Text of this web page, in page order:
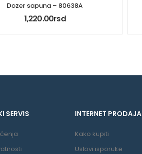
Dozer sapuna – 80638A
1,220.00rsd
SERVIS INTERNET PRODAJA
Kako kupiti
Uslovi isporuke